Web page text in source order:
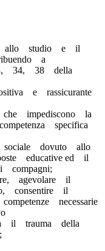
allo studio e il
a
34, 38 della
e rassicurante
impediscono la
specifica
dovuto allo
educative ed il
compagni;
agevolare il
consentire il
necessarie
il trauma della